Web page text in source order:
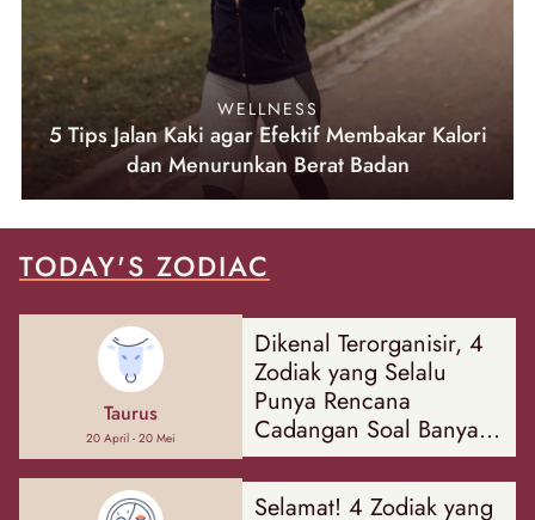
WELLNESS
5 Tips Jalan Kaki agar Efektif Membakar Kalori
dan Menurunkan Berat Badan
TODAY'S ZODIAC
Taurus
20 April - 20 Mei
Dikenal Terorganisir, 4
Zodiak yang Selalu
Punya Rencana
Cadangan Soal Banyak
Hal
Selamat! 4 Zodiak yang